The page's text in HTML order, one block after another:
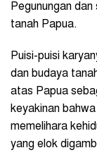
Pegunungan
tanah Papua.
Puisi-puisi
dan budaya
atas Papua
keyakinan
memelihara
yang elok